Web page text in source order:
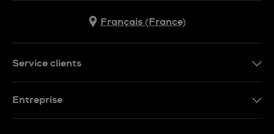
Français (France)
Service clients
Entreprise